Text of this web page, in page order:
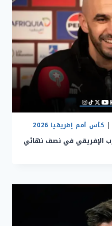
| كأس أمم إفريقيا 2026
الإفريقي في نصف نهائي